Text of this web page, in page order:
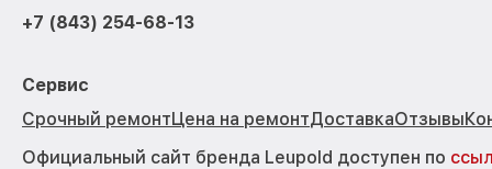
+7 (843) 254-68-13
Сервис
Срочный ремонтЦена на ремонтДоставкаОтзывы
Официальный сайт бренда Leupold доступен по